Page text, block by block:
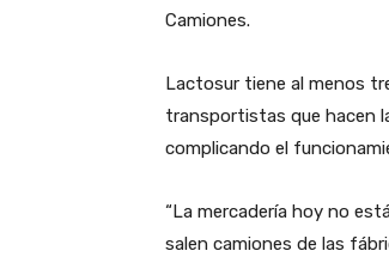
Camiones.
Lactosur tiene al menos
transportistas que hacen
complicando el
“La mercadería hoy no
salen camiones de las